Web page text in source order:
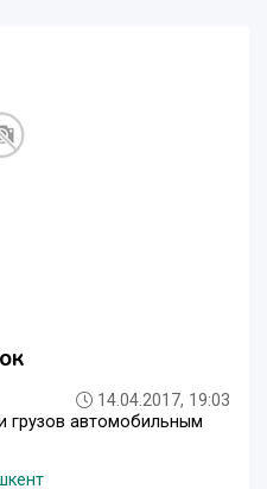
14.04.2017, 19:03
грузов автомобильным